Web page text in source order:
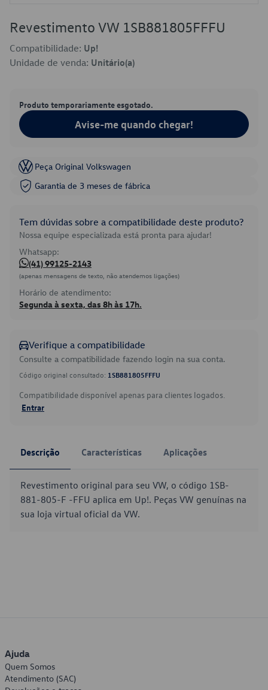
Revestimento VW 1SB881805FFFU
Compatibilidade: Up!
Unidade de venda: Unitário(a)
Produto temporariamente esgotado.
Avise-me quando chegar!
Peça Original Volkswagen
Garantia de 3 meses de fábrica
Tem dúvidas sobre a compatibilidade deste produto?
Nossa equipe especializada está pronta para ajudar!
Whatsapp:
(41) 99125-2143
(apenas mensagens de texto, não atendemos ligações)
Horário de atendimento:
Segunda à sexta, das 8h às 17h.
Verifique a compatibilidade
Consulte a compatibilidade fazendo login na sua conta.
Código original consultado: 1SB881805FFFU
Compatibilidade disponível apenas para clientes logados.
Entrar
Descrição Características Aplicações
Revestimento original para seu VW, o código 1SB-
881-805-F -FFU aplica em Up!. Peças VW genuínas na
sua loja virtual oficial da VW.
Ajuda
Quem Somos
Atendimento (SAC)